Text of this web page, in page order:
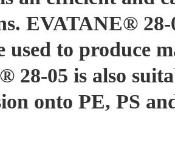
EVATANE® 28-
used to produce
28-05 is also
onto PE, PS